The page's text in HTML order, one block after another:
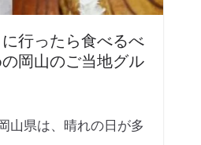
行ったら食べるべ
岡山のご当地グル
山県は、晴れの日が多